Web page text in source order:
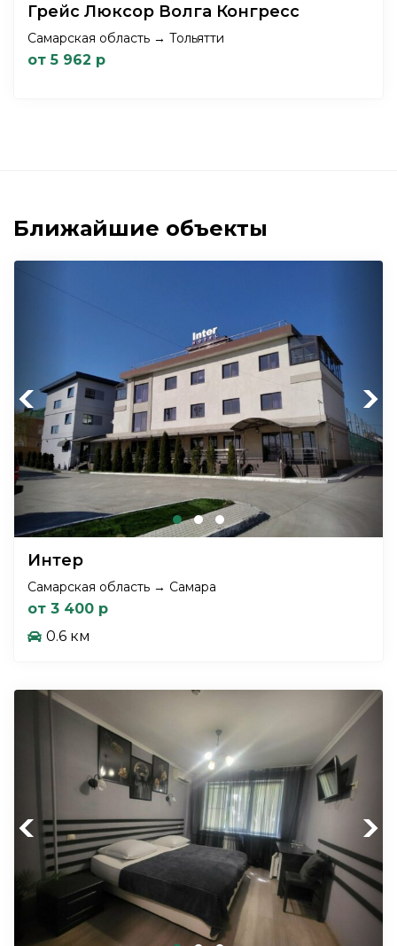
Грейс Люксор Волга Конгресс
Самарская область → Тольятти
от 5 962 р
Ближайшие объекты
Previous Next
Интер
Самарская область → Самара
от 3 400 р
0.6 км
Previous Next